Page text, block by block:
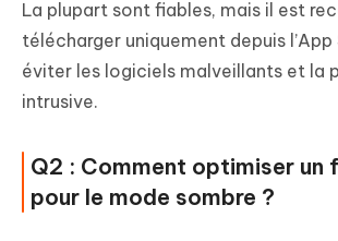
La plupart sont fiables, mais il est
télécharger uniquement depuis
éviter les logiciels malveillants et la
intrusive.
Q2 : Comment optimiser un
pour le mode sombre ?